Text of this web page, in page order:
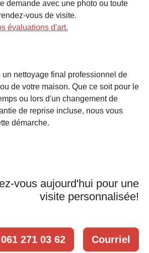
demande avec une photo ou toute
vous de visite.
évaluations d'art.
un nettoyage final professionnel de
de votre maison. Que ce soit pour le
ou lors d'un changement de
de reprise incluse, nous vous
démarche.
vous aujourd'hui pour une
visite personnalisée!
061 271 03 62 Courriel